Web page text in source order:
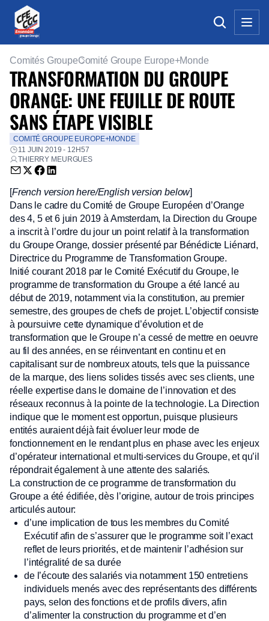
Comités GroupeComité Groupe Europe+Monde
TRANSFORMATION DU GROUPE
ORANGE: UNE FEUILLE DE ROUTE
SANS ÉTAPE VISIBLE
COMITÉ GROUPE EUROPE+MONDE
11 JUIN 2019 - 12H57
THIERRY MEURGUES
Envoyer par email (nouvelle fenêtre)
Partager sur Twitter (nouvelle fenêtre)
Partager sur Facebook (nouvelle fenêtre)
Partager sur LinkedIn (nouvelle fenêtre)
[French version here/English version below]
Dans le cadre du Comité de Groupe Européen d’Orange
des 4, 5 et 6 juin 2019 à Amsterdam, la Direction du Groupe
a inscrit à l’ordre du jour un point relatif à la transformation
du Groupe Orange, dossier présenté par Bénédicte Liénard,
Directrice du Programme de Transformation Groupe.
Initié courant 2018 par le Comité Exécutif du Groupe, le
programme de transformation du Groupe a été lancé au
début de 2019, notamment via la constitution, au premier
semestre, des groupes de chefs de projet. L’objectif consiste
à poursuivre cette dynamique d’évolution et de
transformation que le Groupe n’a cessé de mettre en oeuvre
au fil des années, en se réinventant en continu et en
capitalisant sur de nombreux atouts, tels que la puissance
de la marque, des liens solides tissés avec ses clients, une
réelle expertise dans le domaine de l’innovation et des
réseaux reconnus à la pointe de la technologie. La Direction
indique que le moment est opportun, puisque plusieurs
entités auraient déjà fait évoluer leur mode de
fonctionnement en le rendant plus en phase avec les enjeux
d’opérateur international et multi-services du Groupe, et qu’il
répondrait également à une attente des salariés.
La construction de ce programme de transformation du
Groupe a été édifiée, dès l’origine, autour de trois principes
articulés autour:
d’une implication de tous les membres du Comité
Exécutif afin de s’assurer que le programme soit l’exact
reflet de leurs priorités, et de maintenir l’adhésion sur
l’intégralité de sa durée
de l’écoute des salariés via notamment 150 entretiens
individuels menés avec des représentants des différents
pays, selon des fonctions et de profils divers, afin
d’alimenter la construction du programme et d’en